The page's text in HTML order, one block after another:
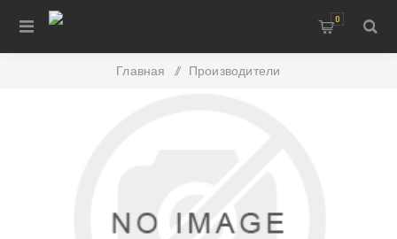
0
Главная / Производители